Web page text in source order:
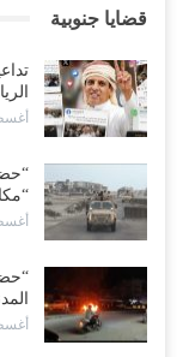
الوطن” تبدأ الانتشار..!
أغسطس 5, 2026
خلافات الرواتب تشعل
في جبهات مأرب وتعز
أغسطس 5, 2026
السعودية تُصعّد
تعميد الشهادات يشعل
أغسطس 5, 2026
قضايا جنوبية
أغسطس
أغسطس
أغسطس